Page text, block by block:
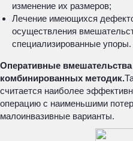
изменение их размеров;
Лечение имеющихся
осуществления
специализированные упоры.
Оперативные
комбинированных методик.
считается наиболее
операцию с наименьшими
малоинвазивные варианты.